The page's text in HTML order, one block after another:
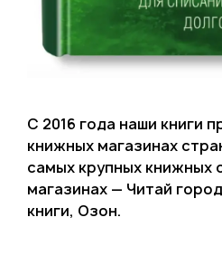
С 2016 года наши книги
книжных магазинах
самых крупных книжных
магазинах — Читай
книги, Озон.